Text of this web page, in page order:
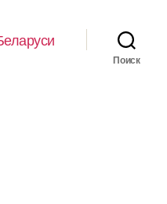
Поиск